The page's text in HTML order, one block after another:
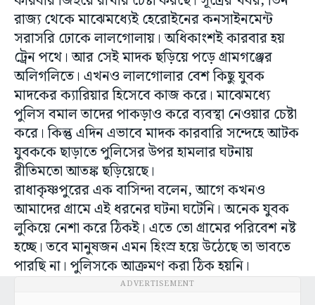
রাজ্য থেকে মাঝেমধ্যেই হেরোইনের কনসাইনমেন্ট
সরাসরি ঢোকে লালগোলায়। অধিকাংশই কারবার হয়
ট্রেন পথে। আর সেই মাদক ছড়িয়ে পড়ে গ্রামগঞ্জের
অলিগলিতে। এখনও লালগোলার বেশ কিছু যুবক
মাদকের ক্যারিয়ার হিসেবে কাজ করে। মাঝেমধ্যে
পুলিস বমাল তাদের পাকড়াও করে ব্যবস্থা নেওয়ার চেষ্টা
করে। কিন্তু এদিন এভাবে মাদক কারবারি সন্দেহে আটক
যুবককে ছাড়াতে পুলিসের উপর হামলার ঘটনায়
রীতিমতো আতঙ্ক ছড়িয়েছে।
রাধাকৃষ্ণপুরের এক বাসিন্দা বলেন, আগে কখনও
আমাদের গ্রামে এই ধরনের ঘটনা ঘটেনি। অনেক যুবক
লুকিয়ে নেশা করে ঠিকই। এতে তো গ্রামের পরিবেশ নষ্ট
হচ্ছে। তবে মানুষজন এমন হিংস্র হয়ে উঠেছে তা ভাবতে
পারছি না। পুলিসকে আক্রমণ করা ঠিক হয়নি।
ADVERTISEMENT